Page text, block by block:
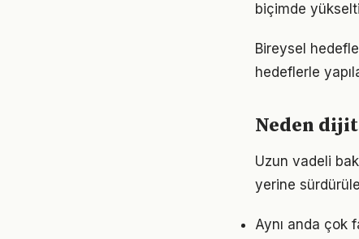
biçimde
Bireysel
hedeflerle
Neden
Uzun vadeli
yerine
Aynı anda çok